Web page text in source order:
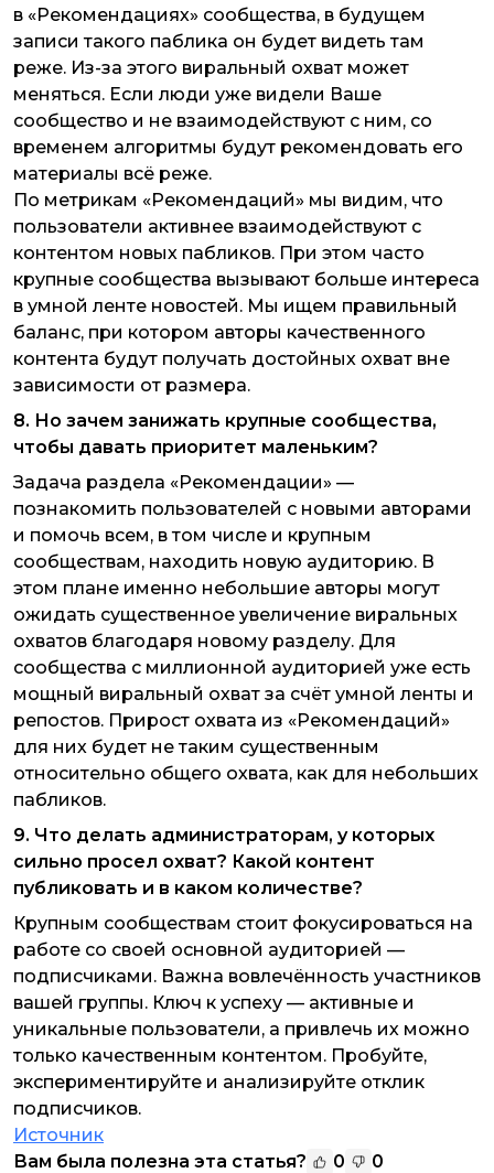
в «Рекомендациях» сообщества, в будущем
записи такого паблика он будет видеть там
реже. Из-за этого виральный охват может
меняться. Если люди уже видели Ваше
сообщество и не взаимодействуют с ним, со
временем алгоритмы будут рекомендовать его
материалы всё реже.
По метрикам «Рекомендаций» мы видим, что
пользователи активнее взаимодействуют с
контентом новых пабликов. При этом часто
крупные сообщества вызывают больше интереса
в умной ленте новостей. Мы ищем правильный
баланс, при котором авторы качественного
контента будут получать достойных охват вне
зависимости от размера.
8. Но зачем занижать крупные сообщества,
чтобы давать приоритет маленьким?
Задача раздела «Рекомендации» —
познакомить пользователей с новыми авторами
и помочь всем, в том числе и крупным
сообществам, находить новую аудиторию. В
этом плане именно небольшие авторы могут
ожидать существенное увеличение виральных
охватов благодаря новому разделу. Для
сообщества с миллионной аудиторией уже есть
мощный виральный охват за счёт умной ленты и
репостов. Прирост охвата из «Рекомендаций»
для них будет не таким существенным
относительно общего охвата, как для небольших
пабликов.
9. Что делать администраторам, у которых
сильно просел охват? Какой контент
публиковать и в каком количестве?
Крупным сообществам стоит фокусироваться на
работе со своей основной аудиторией —
подписчиками. Важна вовлечённость участников
вашей группы. Ключ к успеху — активные и
уникальные пользователи, а привлечь их можно
только качественным контентом. Пробуйте,
экспериментируйте и анализируйте отклик
подписчиков.
Источник
Вам была полезна эта статья?
0
0